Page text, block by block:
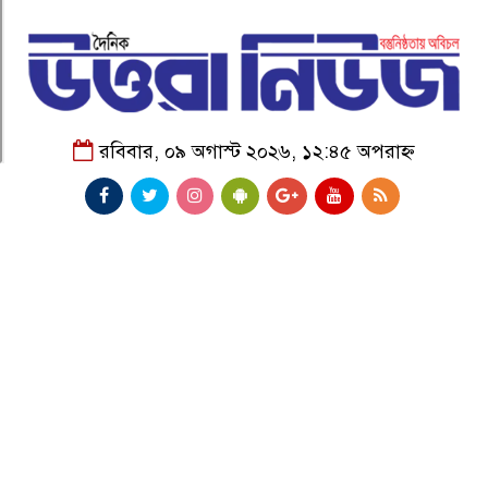
রবিবার, ০৯ অগাস্ট ২০২৬, ১২:৪৫ অপরাহ্ন